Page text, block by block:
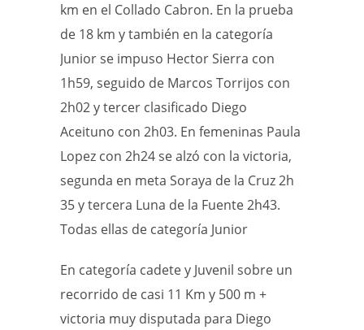
km en el Collado Cabron. En la prueba
de 18 km y también en la categoría
Junior se impuso Hector Sierra con
1h59, seguido de Marcos Torrijos con
2h02 y tercer clasificado Diego
Aceituno con 2h03. En femeninas Paula
Lopez con 2h24 se alzó con la victoria,
segunda en meta Soraya de la Cruz 2h
35 y tercera Luna de la Fuente 2h43.
Todas ellas de categoría Junior
En categoría cadete y Juvenil sobre un
recorrido de casi 11 Km y 500 m +
victoria muy disputada para Diego